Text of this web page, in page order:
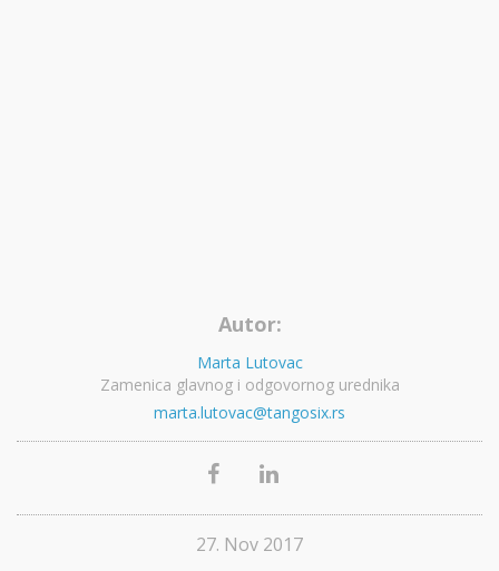
Autor:
Marta Lutovac
Zamenica glavnog i odgovornog urednika
marta.lutovac@tangosix.rs
27. Nov 2017